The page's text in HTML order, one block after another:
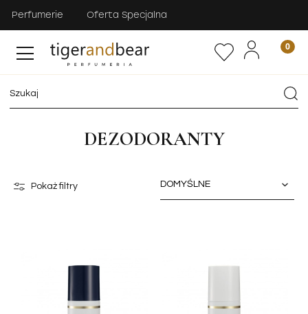
Perfumerie Oferta Specjalna
DEZODORANTY
Pokaż filtry